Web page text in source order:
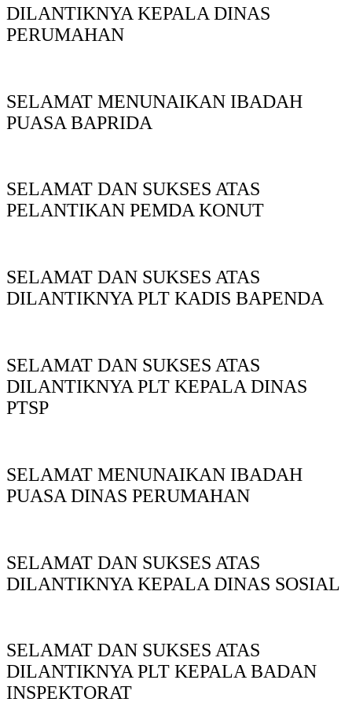
DILANTIKNYA KEPALA DINAS
PERUMAHAN
SELAMAT MENUNAIKAN IBADAH
PUASA BAPRIDA
SELAMAT DAN SUKSES ATAS
PELANTIKAN PEMDA KONUT
SELAMAT DAN SUKSES ATAS
DILANTIKNYA PLT KADIS BAPENDA
SELAMAT DAN SUKSES ATAS
DILANTIKNYA PLT KEPALA DINAS
PTSP
SELAMAT MENUNAIKAN IBADAH
PUASA DINAS PERUMAHAN
SELAMAT DAN SUKSES ATAS
DILANTIKNYA KEPALA DINAS SOSIAL
SELAMAT DAN SUKSES ATAS
DILANTIKNYA PLT KEPALA BADAN
INSPEKTORAT